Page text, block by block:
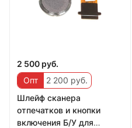
2 500 руб.
Опт
2 200 руб.
Шлейф сканера
отпечатков и кнопки
включения Б/У для